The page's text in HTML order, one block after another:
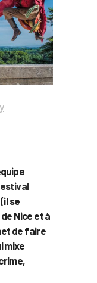
se
Nice et à
de faire
mixe